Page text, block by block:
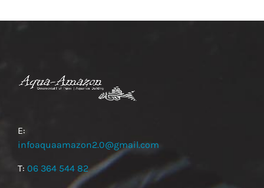
E:
infoaquaamazon2.0@gmail.com
T: 06 364 544 82